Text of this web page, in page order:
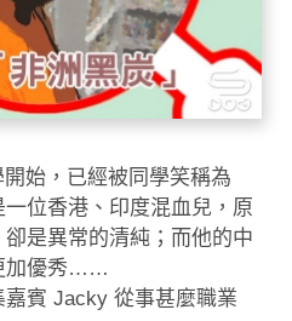
始，已經被同學笑稱為
一位香港、印度混血兒，原
是異常的清純；而他的中
加優秀……
嘉賓 Jacky 從事甚麼職業